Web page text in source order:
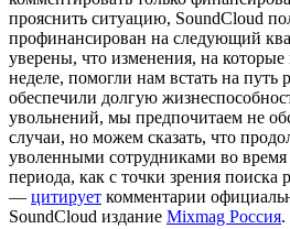
прояснить ситуацию, SoundCloud
профинансирован на следующий
уверены, что изменения, на
неделе, помогли нам встать на путь
обеспечили долгую
увольнений, мы предпочитаем не
случаи, но можем сказать, что
уволенными сотрудниками во время
периода, как с точки зрения поиска
— цитирует комментарии
SoundCloud издание Mixmag Россия.